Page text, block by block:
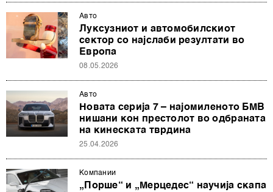
Авто
Луксузниот и автомобилскиот
сектор со најслаби резултати во
Европа
08.05.2026
Авто
Новата серија 7 – најомиленото БМВ
нишани кон престолот во одбраната
на кинеската тврдина
25.04.2026
Компании
„Порше“ и „Мерцедес“ научија скапа